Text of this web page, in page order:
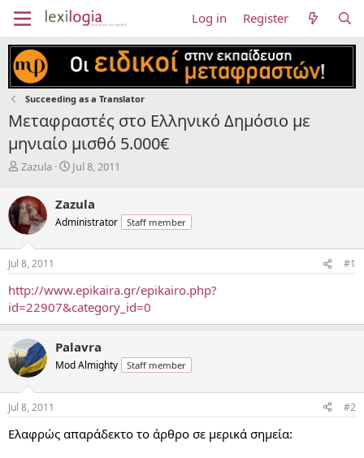
Log in Register
Succeeding as a Translator
Μεταφραστές στο Ελληνικό Δημόσιο με
μηνιαίο μισθό 5.000€
T
r
e
a
d
s
t
r
t
e
r
Zazula
S
r
t
a
Jul 8, 2011
Zazula
Administrator Staff member
Jul 8, 2011 #1
http://www.epikaira.gr/epikairo.php?
id=22907&category_id=0
Palavra
Mod Almighty Staff member
Jul 8, 2011 #2
Ελαφρώς απαράδεκτο το άρθρο σε μερικά σημεία: